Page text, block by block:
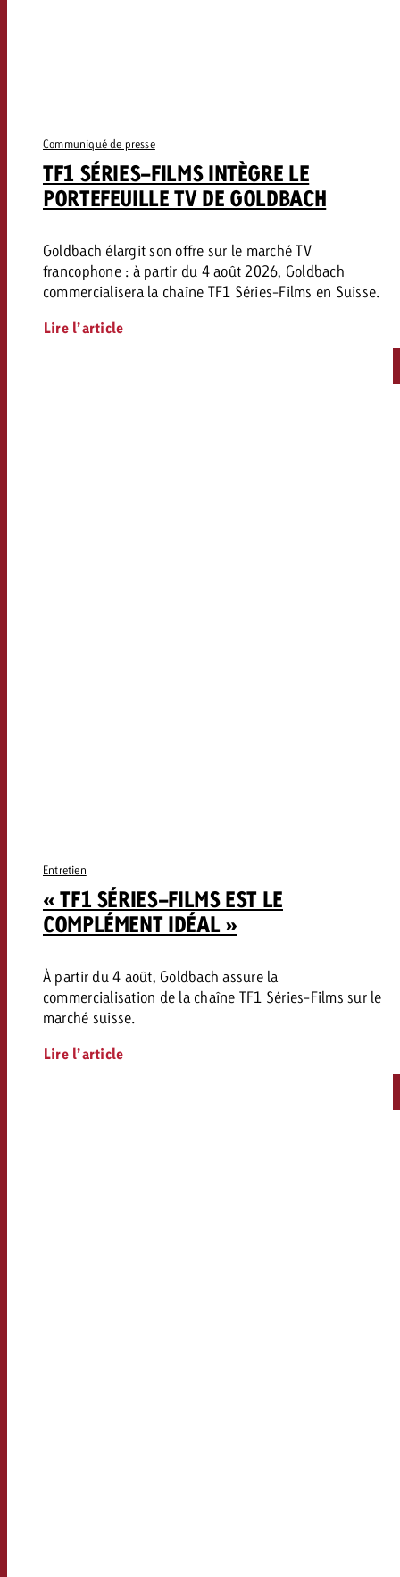
Communiqué de presse
TF1 SÉRIES-FILMS INTÈGRE LE
PORTEFEUILLE TV DE GOLDBACH
Goldbach élargit son offre sur le marché TV
francophone : à partir du 4 août 2026, Goldbach
commercialisera la chaîne TF1 Séries-Films en Suisse.
Lire l’article
Entretien
« TF1 SÉRIES-FILMS EST LE
COMPLÉMENT IDÉAL »
À partir du 4 août, Goldbach assure la
commercialisation de la chaîne TF1 Séries-Films sur le
marché suisse.
Lire l’article